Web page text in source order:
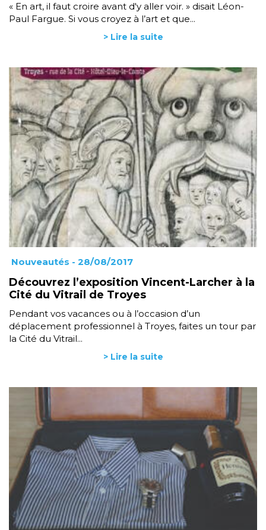
« En art, il faut croire avant d'y aller voir. » disait Léon-
Paul Fargue. Si vous croyez à l’art et que...
> Lire la suite
Nouveautés - 28/08/2017
Découvrez l’exposition Vincent-Larcher à la
Cité du Vitrail de Troyes
Pendant vos vacances ou à l’occasion d’un
déplacement professionnel à Troyes, faites un tour par
la Cité du Vitrail...
> Lire la suite